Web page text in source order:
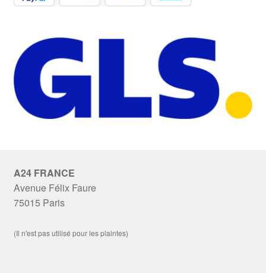
A24 FRANCE
Avenue Félix Faure
75015 Paris
(Il n'est pas utilisé pour les plaintes)